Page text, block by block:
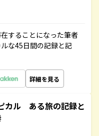
することになった筆者
な45日間の記録と記
詳細を見る
カル ある旅の記録と